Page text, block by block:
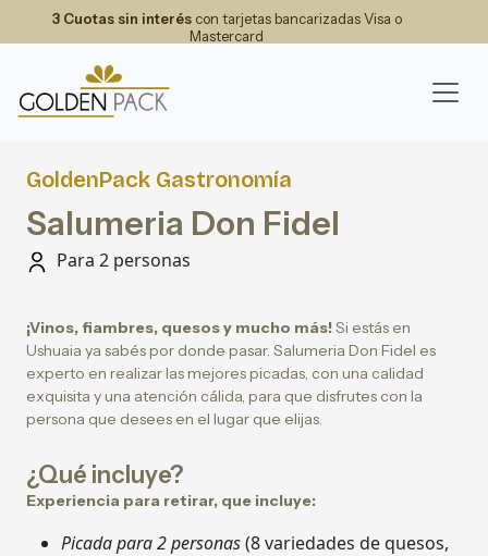
3 Cuotas sin interéscon tarjetas bancarizadas Visa o
Mastercard
GoldenPack Gastronomía
Salumeria Don Fidel
Para 2 personas
¡Vinos, fiambres, quesos y mucho más!Si estás en
Ushuaia ya sabés por donde pasar. Salumeria Don Fidel es
experto en realizar las mejores picadas, con una calidad
exquisita y una atención cálida, para que disfrutes con la
persona que desees en el lugar que elijas.
¿Qué incluye?
Experiencia para retirar, que incluye:
Picada para 2 personas(8 variedades de quesos,